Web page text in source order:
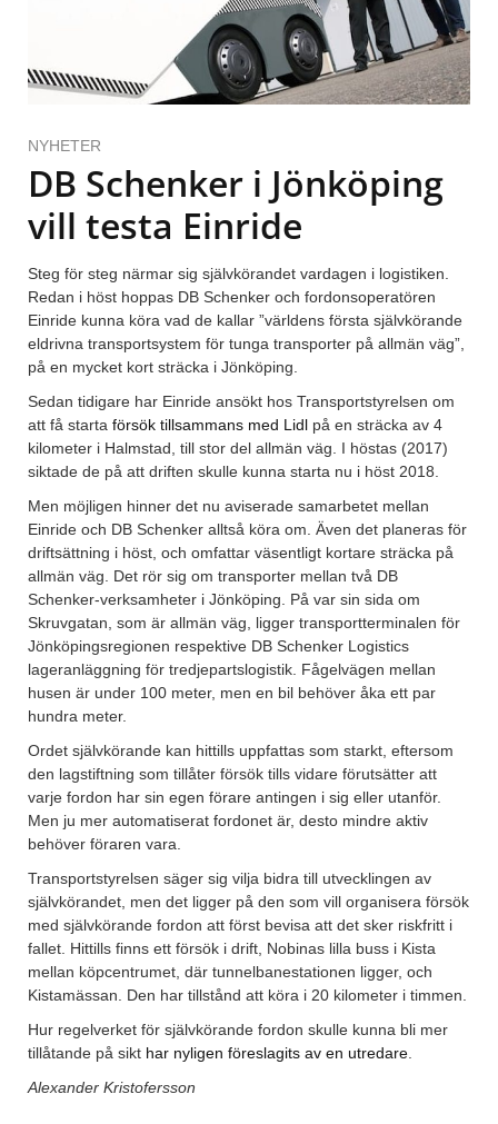
NYHETER
DB Schenker i Jönköping
vill testa Einride
Steg för steg närmar sig självkörandet vardagen i logistiken.
Redan i höst hoppas DB Schenker och fordonsoperatören
Einride kunna köra vad de kallar ”världens första självkörande
eldrivna transportsystem för tunga transporter på allmän väg”,
på en mycket kort sträcka i Jönköping.
Sedan tidigare har Einride ansökt hos Transportstyrelsen om
att få starta försök tillsammans med Lidl på en sträcka av 4
kilometer i Halmstad, till stor del allmän väg. I höstas (2017)
siktade de på att driften skulle kunna starta nu i höst 2018.
Men möjligen hinner det nu aviserade samarbetet mellan
Einride och DB Schenker alltså köra om. Även det planeras för
driftsättning i höst, och omfattar väsentligt kortare sträcka på
allmän väg. Det rör sig om transporter mellan två DB
Schenker-verksamheter i Jönköping. På var sin sida om
Skruvgatan, som är allmän väg, ligger transportterminalen för
Jönköpingsregionen respektive DB Schenker Logistics
lageranläggning för tredjepartslogistik. Fågelvägen mellan
husen är under 100 meter, men en bil behöver åka ett par
hundra meter.
Ordet självkörande kan hittills uppfattas som starkt, eftersom
den lagstiftning som tillåter försök tills vidare förutsätter att
varje fordon har sin egen förare antingen i sig eller utanför.
Men ju mer automatiserat fordonet är, desto mindre aktiv
behöver föraren vara.
Transportstyrelsen säger sig vilja bidra till utvecklingen av
självkörandet, men det ligger på den som vill organisera försök
med självkörande fordon att först bevisa att det sker riskfritt i
fallet. Hittills finns ett försök i drift, Nobinas lilla buss i Kista
mellan köpcentrumet, där tunnelbanestationen ligger, och
Kistamässan. Den har tillstånd att köra i 20 kilometer i timmen.
Hur regelverket för självkörande fordon skulle kunna bli mer
tillåtande på sikt har nyligen föreslagits av en utredare
Alexander Kristofersson